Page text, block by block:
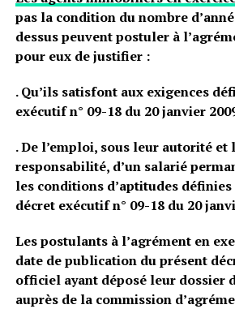
pas la condition du nombre
dessus peuvent postuler à
pour eux de justifier :
. Qu’ils satisfont aux exigences
exécutif n° 09-18 du 20 janvier
. De l’emploi, sous leur autorité et
responsabilité, d’un salarié
les conditions d’aptitudes définies
décret exécutif n° 09-18 du 20
Les postulants à l’agrément en
date de publication du présent
officiel ayant déposé leur dossier
auprès de la commission